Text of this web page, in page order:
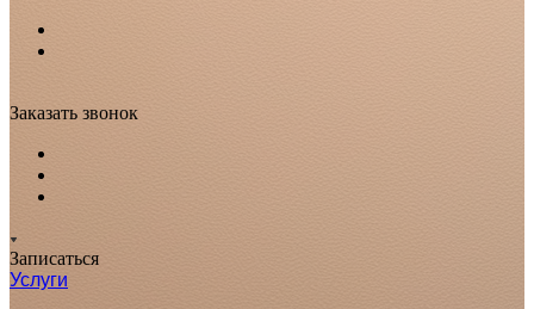
Заказать звонок
Записаться
Услуги